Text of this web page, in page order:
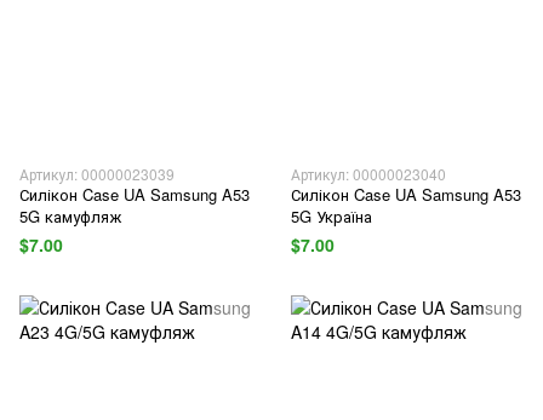
Артикул: 00000023039
Силікон Case UA Samsung A53
5G камуфляж
$7.00
Артикул: 00000023040
Силікон Case UA Samsung A53
5G Україна
$7.00